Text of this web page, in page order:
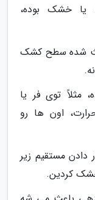
خشک بوده،
شده سطح کشک
مثلاً توی فر یا
اون ها رو
دادن مستقیم زیر
خشک کردین.